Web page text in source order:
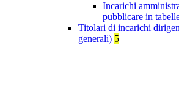
Incarichi
pubblicare in
Titolari di incarichi
generali) 5